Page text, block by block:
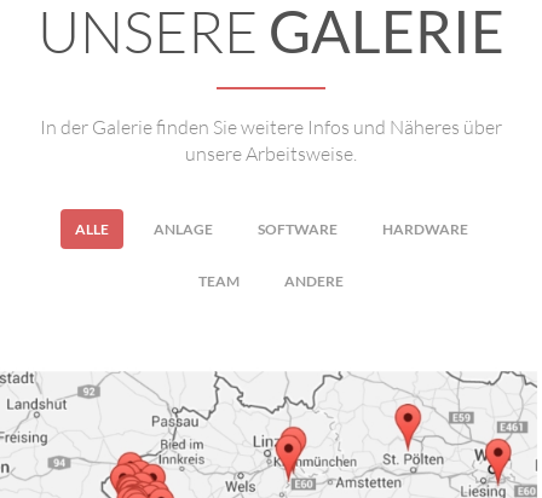
UNSERE GALERIE
In der Galerie finden Sie weitere Infos und Näheres über
unsere Arbeitsweise.
ALLE ANLAGE SOFTWARE HARDWARE
TEAM ANDERE